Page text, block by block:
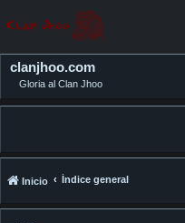
clanjhoo.com
Gloria al Clan Jhoo
Inicio Índice general